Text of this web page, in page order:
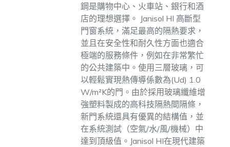
鋼是購物中心、火車站、銀行和酒
店的理想選擇。 Janisol HI 高斷型
門窗系統，滿足最高的隔熱要求，
並且在安全性和耐久性方面也適合
極端的服務條件，例如在非常繁忙
的公共建築中。使用三層玻璃，可
以輕鬆實現熱傳導係數為(Ud) 1.0
W/m²K的門。由於採用玻璃纖維增
強塑料製成的高科技隔熱間隔條，
新門系統還具有優異的結構值，並
在系統測試（空氣/水/風/機械）中
達到頂級值。Janisol HI在現代建築